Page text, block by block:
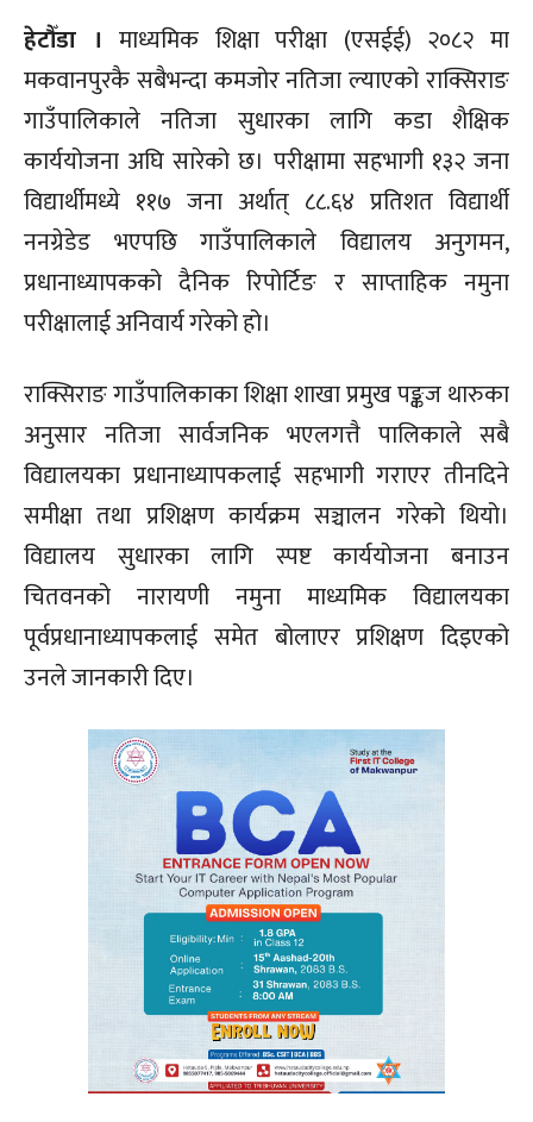
हेटौँडा । माध्यमिक शिक्षा परीक्षा (एसईई) २०८२ मा
मकवानपुरकै सबैभन्दा कमजोर नतिजा ल्याएको राक्सिराङ
गाउँपालिकाले नतिजा सुधारका लागि कडा शैक्षिक
कार्ययोजना अघि सारेको छ। परीक्षामा सहभागी १३२ जना
विद्यार्थीमध्ये ११७ जना अर्थात् ८८.६४ प्रतिशत विद्यार्थी
ननग्रेडेड भएपछि गाउँपालिकाले विद्यालय अनुगमन,
प्रधानाध्यापकको दैनिक रिपोर्टिङ र साप्ताहिक नमुना
परीक्षालाई अनिवार्य गरेको हो।
राक्सिराङ गाउँपालिकाका शिक्षा शाखा प्रमुख पङ्कज थारुका
अनुसार नतिजा सार्वजनिक भएलगत्तै पालिकाले सबै
विद्यालयका प्रधानाध्यापकलाई सहभागी गराएर तीनदिने
समीक्षा तथा प्रशिक्षण कार्यक्रम सञ्चालन गरेको थियो।
विद्यालय सुधारका लागि स्पष्ट कार्ययोजना बनाउन
चितवनको नारायणी नमुना माध्यमिक विद्यालयका
पूर्वप्रधानाध्यापकलाई समेत बोलाएर प्रशिक्षण दिइएको
उनले जानकारी दिए।